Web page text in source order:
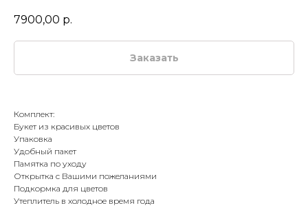
7900,00 р.
Заказать
Комплект:
Букет из красивых цветов
Упаковка
Удобный пакет
Памятка по уходу
Открытка с Вашими пожеланиями
Подкормка для цветов
Утеплитель в холодное время года